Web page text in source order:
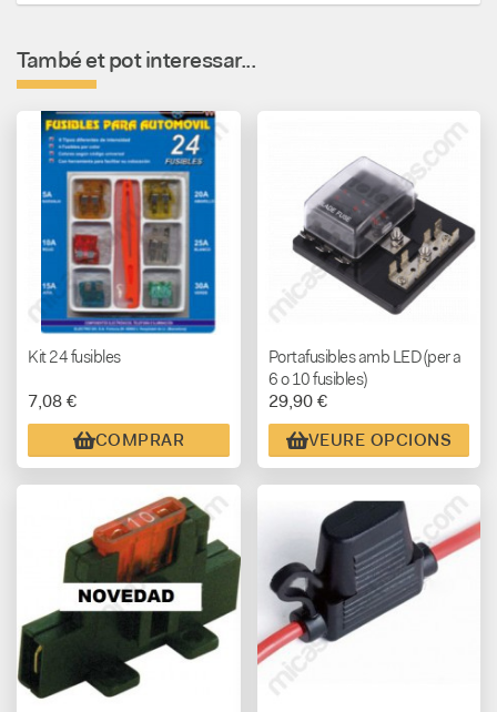
També et pot interessar...
Kit 24 fusibles
7,08 €
COMPRAR
Portafusibles amb LED (per a
6 o 10 fusibles)
29,90 €
VEURE OPCIONS